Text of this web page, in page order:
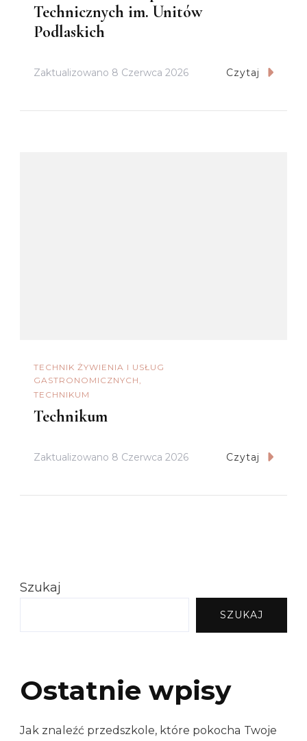
Technicznych im. Unitów
Podlaskich
Zaktualizowano 8 Czerwca 2026 Czytaj
TECHNIK ŻYWIENIA I USŁUG
GASTRONOMICZNYCH
TECHNIKUM
Technikum
Zaktualizowano 8 Czerwca 2026 Czytaj
Szukaj
SZUKAJ
Ostatnie wpisy
Jak znaleźć przedszkole, które pokocha Twoje